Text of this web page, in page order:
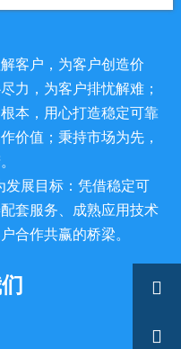
客户，为客户创造价
力，为客户排忧解难；
本，用心打造稳定可靠
价值；秉持市场为先，
发展目标：凭借稳定可
套服务、成熟应用技术
合作共赢的桥梁。

